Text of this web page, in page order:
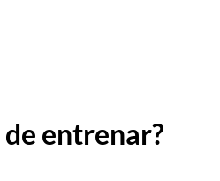
entrenar?